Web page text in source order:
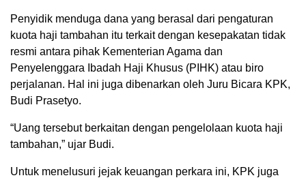
Penyidik menduga dana yang berasal dari pengaturan
kuota haji tambahan itu terkait dengan kesepakatan tidak
resmi antara pihak Kementerian Agama dan
Penyelenggara Ibadah Haji Khusus (PIHK) atau biro
perjalanan. Hal ini juga dibenarkan oleh Juru Bicara KPK,
Budi Prasetyo.
“Uang tersebut berkaitan dengan pengelolaan kuota haji
tambahan,” ujar Budi.
Untuk menelusuri jejak keuangan perkara ini, KPK juga